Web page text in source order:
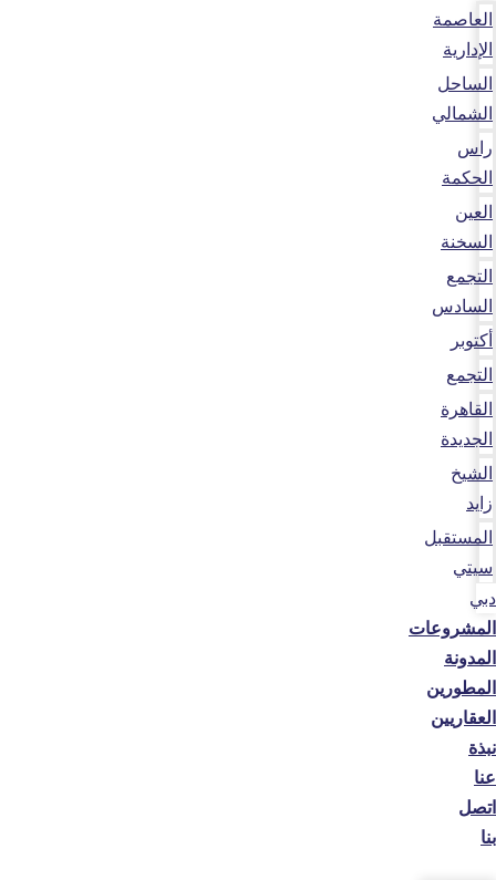
العاصمة
الإدارية
الساحل
الشمالي
راس
الحكمة
العين
السخنة
التجمع
السادس
أكتوبر
التجمع
القاهرة
الجديدة
الشيخ
زايد
المستقبل
سيتي
دبي
المشروعات
المدونة
المطورين
العقاريين
نبذة
عنا
اتصل
بنا